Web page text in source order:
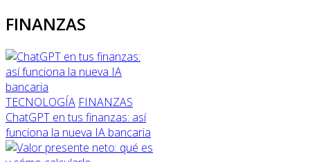
FINANZAS
TECNOLOGÍA FINANZAS
ChatGPT en tus finanzas: así
funciona la nueva IA bancaria